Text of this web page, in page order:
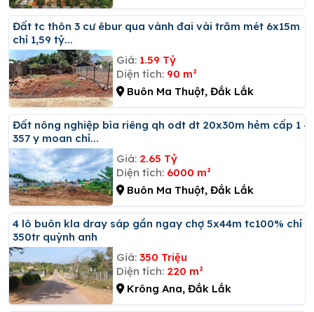
đất tc thôn 3 cư êbur qua vành đai vài trăm mét 6x15m
chỉ 1,59 tỷ...
Giá: 1.59 Tỷ
Diện tích: 90 m²
Buôn Ma Thuột, Đắk Lắk
đất nông nghiệp bìa riêng qh odt dt 20x30m hẻm cấp 1 -
357 y moan chỉ...
Giá: 2.65 Tỷ
Diện tích: 6000 m²
Buôn Ma Thuột, Đắk Lắk
4 lô buôn kla dray sáp gần ngay chợ 5x44m tc100% chỉ
350tr quỳnh anh
Giá: 350 Triệu
Diện tích: 220 m²
Krông Ana, Đắk Lắk